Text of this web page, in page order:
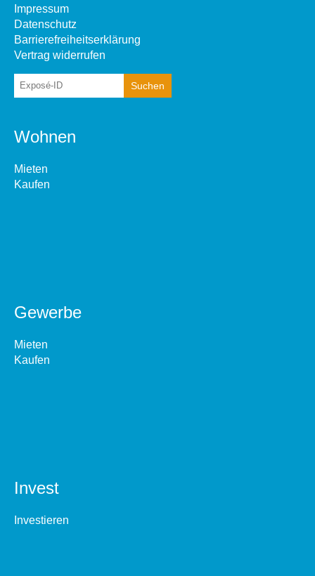
Impressum
Datenschutz
Barrierefreiheitserklärung
Vertrag widerrufen
Wohnen
Mieten
Kaufen
Gewerbe
Mieten
Kaufen
Invest
Investieren